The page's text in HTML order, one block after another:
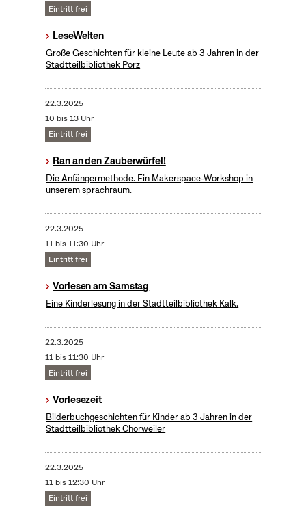
Eintritt frei
LeseWelten
Große Geschichten für kleine Leute ab 3 Jahren in der
Stadtteilbibliothek Porz
22.3.2025
10 bis 13 Uhr
Eintritt frei
Ran an den Zauberwürfel!
Die Anfängermethode. Ein Makerspace-Workshop in
unserem sprachraum.
22.3.2025
11 bis 11:30 Uhr
Eintritt frei
Vorlesen am Samstag
Eine Kinderlesung in der Stadtteilbibliothek Kalk.
22.3.2025
11 bis 11:30 Uhr
Eintritt frei
Vorlesezeit
Bilderbuchgeschichten für Kinder ab 3 Jahren in der
Stadtteilbibliothek Chorweiler
22.3.2025
11 bis 12:30 Uhr
Eintritt frei